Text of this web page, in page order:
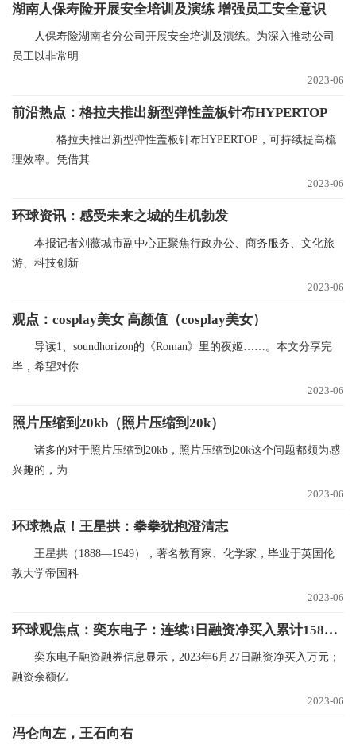
湖南人保寿险开展安全培训及演练 增强员工安全意识
人保寿险湖南省分公司开展安全培训及演练。为深入推动公司
员工以非常明
2023-06
前沿热点：格拉夫推出新型弹性盖板针布HYPERTOP
格拉夫推出新型弹性盖板针布HYPERTOP，可持续提高梳
理效率。凭借其
2023-06
环球资讯：感受未来之城的生机勃发
本报记者刘薇城市副中心正聚焦行政办公、商务服务、文化旅
游、科技创新
2023-06
观点：cosplay美女 高颜值（cosplay美女）
导读1、soundhorizon的《Roman》里的夜姬……。本文分享完
毕，希望对你
2023-06
照片压缩到20kb（照片压缩到20k）
诸多的对于照片压缩到20kb，照片压缩到20k这个问题都颇为感
兴趣的，为
2023-06
环球热点！王星拱：拳拳犹抱澄清志
王星拱（1888—1949），著名教育家、化学家，毕业于英国伦
敦大学帝国科
2023-06
环球观焦点：奕东电子：连续3日融资净买入累计1582.16万元（06-27）
奕东电子融资融券信息显示，2023年6月27日融资净买入万元；
融资余额亿
2023-06
冯仑向左，王石向右